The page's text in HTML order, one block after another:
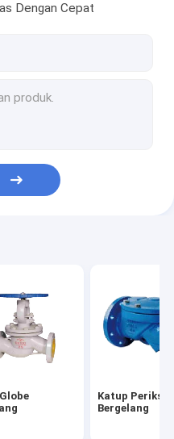
Dengan Cepat
Katup Periksa
Bergelang